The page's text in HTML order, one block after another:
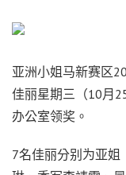
亚洲小姐马新赛区
佳丽星期三（10月
办公室领奖。
7名佳丽分别为亚姐